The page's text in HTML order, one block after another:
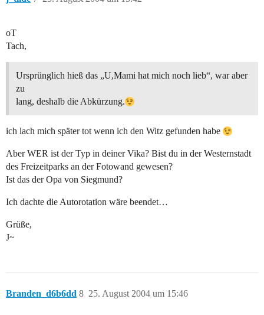
oT
Tach,
Ursprünglich hieß das „U,Mami hat mich noch lieb“, war aber
zu
lang, deshalb die Abkürzung.
ich lach mich später tot wenn ich den Witz gefunden habe
Aber WER ist der Typ in deiner Vika? Bist du in der Westernstadt
des Freizeitparks an der Fotowand gewesen?
Ist das der Opa von Siegmund?
Ich dachte die Autorotation wäre beendet…
Grüße,
J~
Branden_d6b6dd 25. August 2004 um 15:46
8